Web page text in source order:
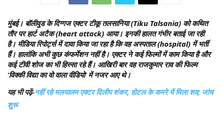
मुंबई। बॉलीवुड के दिग्गज एक्टर टीकू तलसानिया (Tiku Talsania) को कथित
तौर पर हार्ट अटैक (heart attack) आया। इनकी हालत गंभीर बताई जा रही
है। मीडिया रिपोर्ट्स में दावा किया जा रहा है कि वह अस्पताल (hospital) में भर्ती
हैं। हालांकि अभी कुछ कंफर्मेशन नहीं है। एक्टर ने कई फिल्मों में काम किया है और
कई टीवी शोज का भी हिस्सा रहे हैं। आखिरी बार वह राजकुमार राव की फिल्म
‘विक्की विद्या का वो वाला वीडियो’ में नजर आए थे।
यह भी पढ़ें-नहीं रहे मलयालम एक्टर दिलीप शंकर, होटल के कमरे में मिला शव; जांच
शुरू